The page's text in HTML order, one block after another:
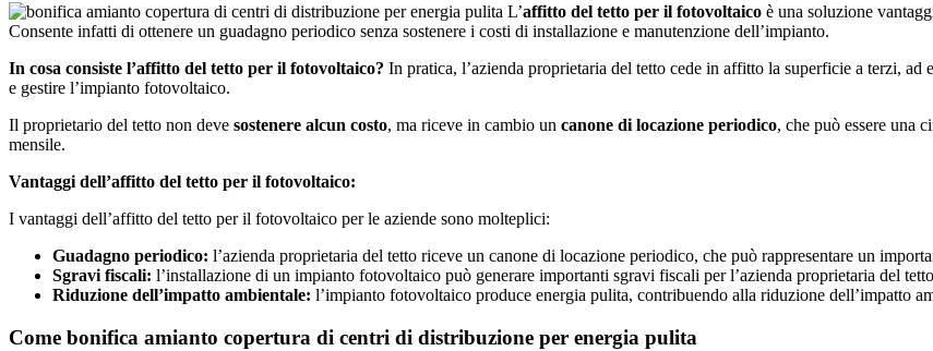
L’affitto del tetto per il fotovoltaico è una soluzione
Consente infatti di ottenere un guadagno periodico senza sostenere i costi di installazione e manutenzione dell’impianto.
In cosa consiste l’affitto del tetto per il fotovoltaico? In pratica, l’azienda proprietaria del tetto cede in affitto la superficie a terzi,
e gestire l’impianto fotovoltaico.
Il proprietario del tetto non deve sostenere alcun costo, ma riceve in cambio un canone di locazione periodico, che può essere una
mensile.
Vantaggi dell’affitto del tetto per il fotovoltaico:
I vantaggi dell’affitto del tetto per il fotovoltaico per le aziende sono molteplici:
Guadagno periodico: l’azienda proprietaria del tetto riceve un canone di locazione periodico, che può rappresentare un
Sgravi fiscali: l’installazione di un impianto fotovoltaico può generare importanti sgravi fiscali per l’azienda proprietaria del
Riduzione dell’impatto ambientale: l’impianto fotovoltaico produce energia pulita, contribuendo alla riduzione dell’impatto
Come bonifica amianto copertura di centri di distribuzione per energia pulita